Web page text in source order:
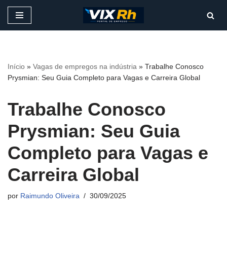
conteúdo
Início » Vagas de empregos na indústria » Trabalhe Conosco
Prysmian: Seu Guia Completo para Vagas e Carreira Global
Trabalhe Conosco
Prysmian: Seu Guia
Completo para Vagas e
Carreira Global
por Raimundo Oliveira 30/09/2025